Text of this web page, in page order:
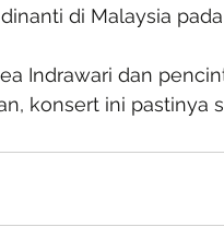
di Malaysia
Indrawari dan
konsert ini pastinya